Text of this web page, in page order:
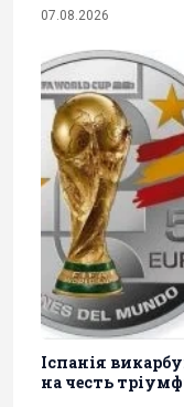
07.08.2026
Іспанія
на честь